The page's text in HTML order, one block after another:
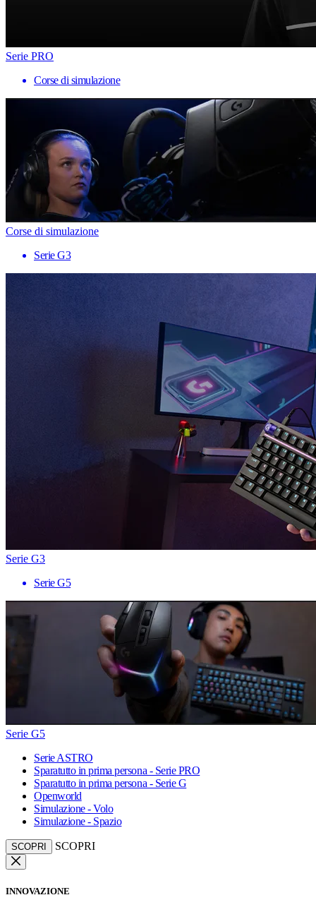
Serie PRO
Corse di simulazione
Corse di simulazione
Serie G3
Serie G3
Serie G5
Serie G5
Serie ASTRO
Sparatutto in prima persona - Serie PRO
Sparatutto in prima persona - Serie G
Openworld
Simulazione - Volo
Simulazione - Spazio
SCOPRI SCOPRI
INNOVAZIONE